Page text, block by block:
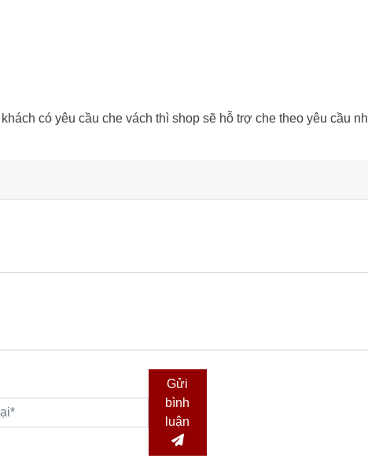
có yêu cầu che vách thì shop sẽ hỗ trợ che theo yêu cầu
Gửi
bình
luận